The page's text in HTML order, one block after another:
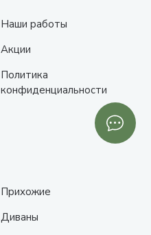
Наши работы
Акции
Политика
конфиденциальности
Прихожие
Диваны